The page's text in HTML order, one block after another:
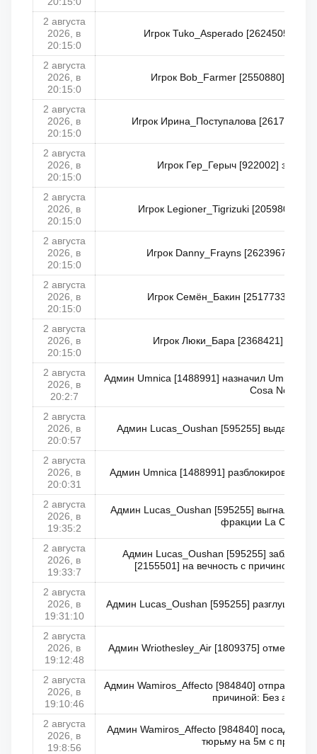
2 августа
2026, в
20:15:0
Игрок Tuko_Asperado [2624505]
2 августа
2026, в
20:15:0
Игрок Bob_Farmer [2550880] занял
2 августа
2026, в
20:15:0
Игрок Ирина_Поступалова [2617785]
2 августа
2026, в
20:15:0
Игрок Гер_Герыч [922002] занял
2 августа
2026, в
20:15:0
Игрок Legioner_Tigrizuki [2059808]
2 августа
2026, в
20:15:0
Игрок Danny_Frayns [2623967]
2 августа
2026, в
20:15:0
Игрок Семён_Бакин [2517733]
2 августа
2026, в
20:15:0
Игрок Люки_Бара [2368421] занял
2 августа
2026, в
20:2:7
Админ Umnica [1488991] назначил Umnica
Cosa Nostra
2 августа
2026, в
20:0:57
Админ Lucas_Oushan [595255] выдал
2 августа
2026, в
20:0:31
Админ Umnica [1488991] разблокировал
2 августа
2026, в
19:35:2
Админ Lucas_Oushan [595255] выгнал
фракции La Cosa
2 августа
2026, в
19:33:7
Админ Lucas_Oushan [595255]
[2155501] на вечность с причиной:
2 августа
2026, в
19:31:10
Админ Lucas_Oushan [595255] разглушил
2 августа
2026, в
19:12:48
Админ Wriothesley_Air [1809375] отменил
2 августа
2026, в
19:10:46
Админ Wamiros_Affecto [984840] отправил
причиной: Без ач на
2 августа
2026, в
19:8:56
Админ Wamiros_Affecto [984840] посадил
тюрьму на 5м с